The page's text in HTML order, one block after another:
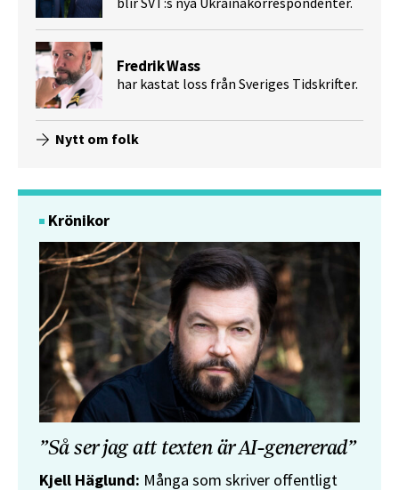
blir SVT:s nya Ukrainakorrespondenter.
Fredrik Wass
har kastat loss från Sveriges Tidskrifter.
Nytt om folk
Krönikor
”Så ser jag att texten är AI-genererad”
Kjell Häglund: Många som skriver offentligt